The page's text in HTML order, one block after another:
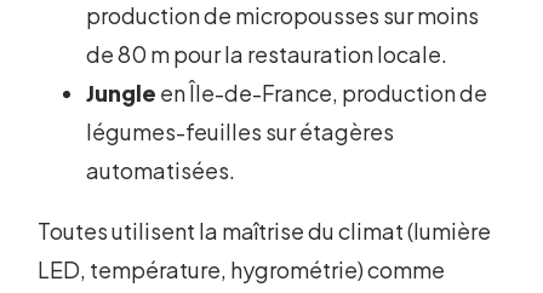
production de micropousses sur moins
de 80 m pour la restauration locale.
Jungle en Île-de-France, production de
légumes-feuilles sur étagères
automatisées.
Toutes utilisent la maîtrise du climat (lumière
LED, température, hygrométrie) comme